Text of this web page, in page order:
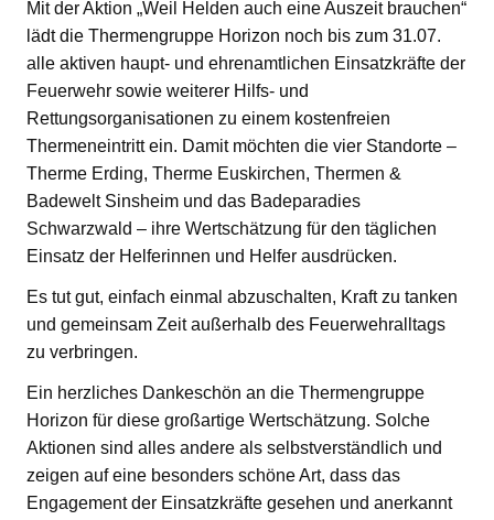
Mit der Aktion „Weil Helden auch eine Auszeit brauchen“
lädt die Thermengruppe Horizon noch bis zum 31.07.
alle aktiven haupt- und ehrenamtlichen Einsatzkräfte der
Feuerwehr sowie weiterer Hilfs- und
Rettungsorganisationen zu einem kostenfreien
Thermeneintritt ein. Damit möchten die vier Standorte –
Therme Erding, Therme Euskirchen, Thermen &
Badewelt Sinsheim und das Badeparadies
Schwarzwald – ihre Wertschätzung für den täglichen
Einsatz der Helferinnen und Helfer ausdrücken.
Es tut gut, einfach einmal abzuschalten, Kraft zu tanken
und gemeinsam Zeit außerhalb des Feuerwehralltags
zu verbringen.
Ein herzliches Dankeschön an die Thermengruppe
Horizon für diese großartige Wertschätzung. Solche
Aktionen sind alles andere als selbstverständlich und
zeigen auf eine besonders schöne Art, dass das
Engagement der Einsatzkräfte gesehen und anerkannt